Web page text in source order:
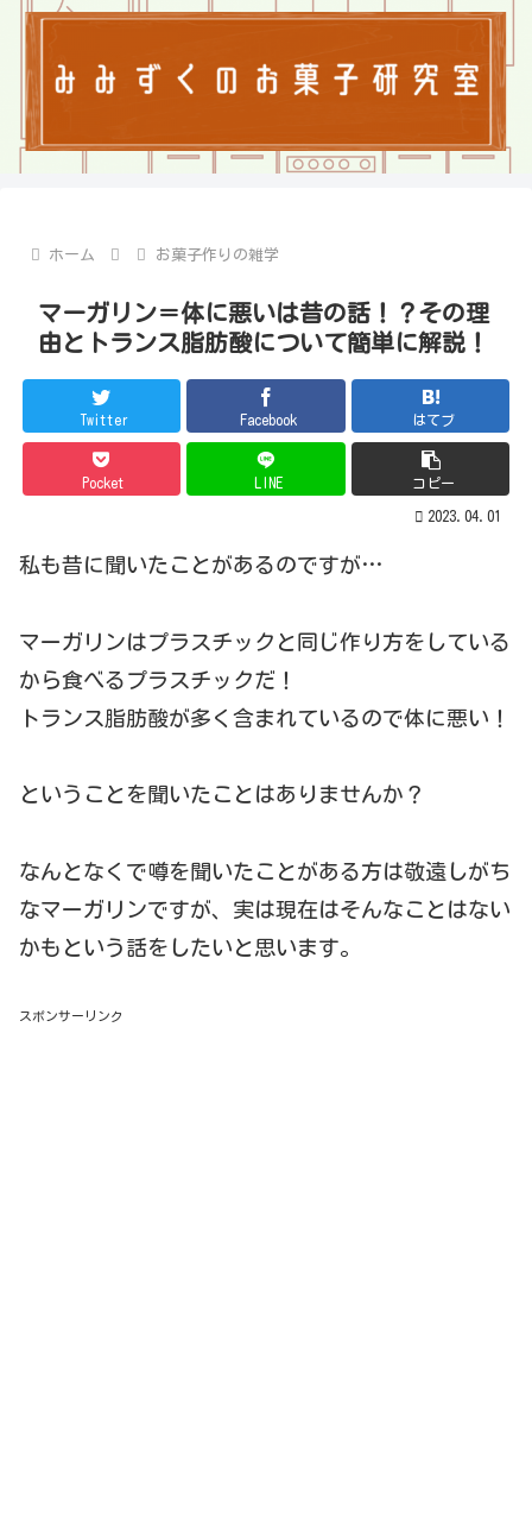
ホーム お菓子作りの雑学
マーガリン＝体に悪いは昔の話！？その理
由とトランス脂肪酸について簡単に解説！
Twitter Facebook はてブ
Pocket LINE コピー
2023.04.01
私も昔に聞いたことがあるのですが…
マーガリンはプラスチックと同じ作り方をしている
から食べるプラスチックだ！
トランス脂肪酸が多く含まれているので体に悪い！
ということを聞いたことはありませんか？
なんとなくで噂を聞いたことがある方は敬遠しがち
なマーガリンですが、実は現在はそんなことはない
かもという話をしたいと思います。
スポンサーリンク